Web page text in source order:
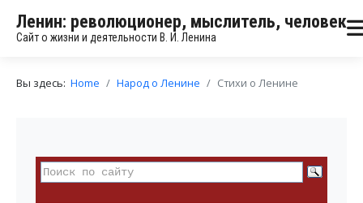
Ленин: революционер, мыслитель, человек
Сайт о жизни и деятельности В. И. Ленина
Вы здесь: Home Народ о Ленине Стихи о Ленине